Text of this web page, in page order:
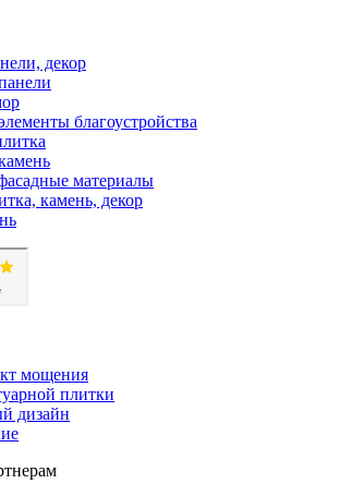
декор
благоустройства
материалы
камень, декор
мощения
плитки
дизайн